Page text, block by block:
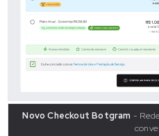
Novo Checkout Botgram -